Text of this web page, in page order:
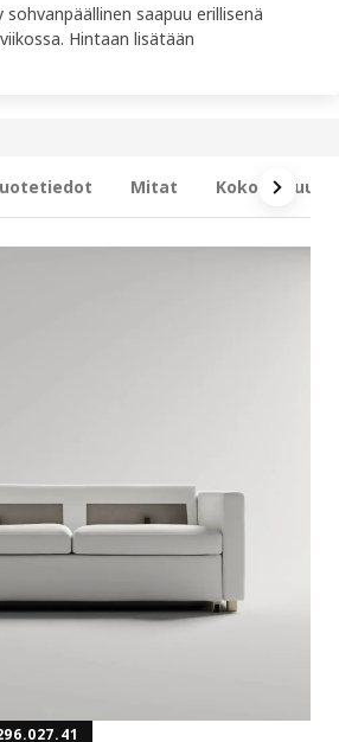
saapuu erillisenä
Hintaan lisätään
Mitat Kokonaisuus
SALTSJÖBADEN-
vuodesohva, Gunnared